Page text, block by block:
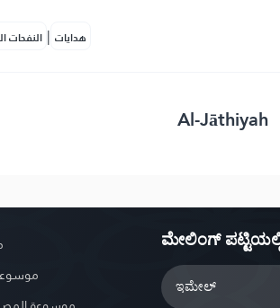
النفحات | هدايات
Al-Jāthiyah
ಮೇಲಿಂಗ್